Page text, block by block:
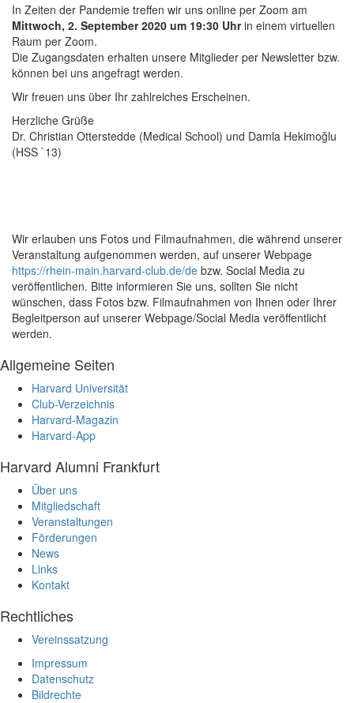
In Zeiten der Pandemie treffen wir uns online per Zoom am
Mittwoch, 2. September 2020 um 19:30 Uhrin einem virtuellen
Raum per Zoom.
Die Zugangsdaten erhalten unsere Mitglieder per Newsletter bzw.
können bei uns angefragt werden.
Wir freuen uns über Ihr zahlreiches Erscheinen.
Herzliche Grüße
Dr. Christian Otterstedde (Medical School) und Damla Hekimoğlu
(HSS `13)
Wir erlauben uns Fotos und Filmaufnahmen, die während unserer
Veranstaltung aufgenommen werden, auf unserer Webpage
https://rhein-main.harvard-club.de/de bzw. Social Media zu
veröffentlichen. Bitte informieren Sie uns, sollten Sie nicht
wünschen, dass Fotos bzw. Filmaufnahmen von Ihnen oder Ihrer
Begleitperson auf unserer Webpage/Social Media veröffentlicht
werden.
Allgemeine Seiten
Harvard Universität
Club-Verzeichnis
Harvard-Magazin
Harvard-App
Harvard Alumni Frankfurt
Über uns
Mitgliedschaft
Veranstaltungen
Förderungen
News
Links
Kontakt
Rechtliches
Vereinssatzung
Impressum
Datenschutz
Bildrechte